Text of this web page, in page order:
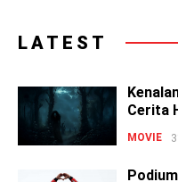
LATEST
Cerita
MOVIE